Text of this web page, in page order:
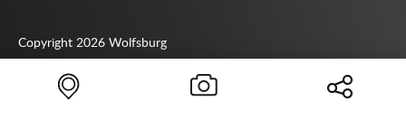
38440 Wolfsburg
05361 28-1234
Copyright 2026 Wolfsburg